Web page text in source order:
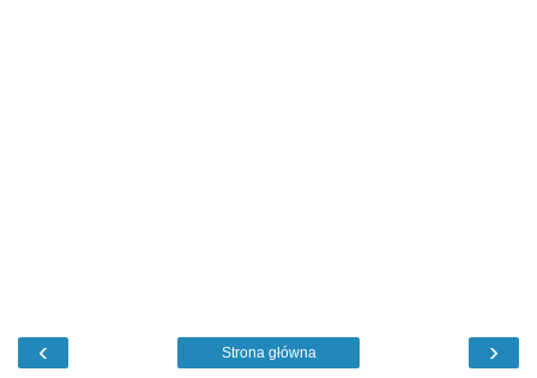
‹ ›
Strona główna